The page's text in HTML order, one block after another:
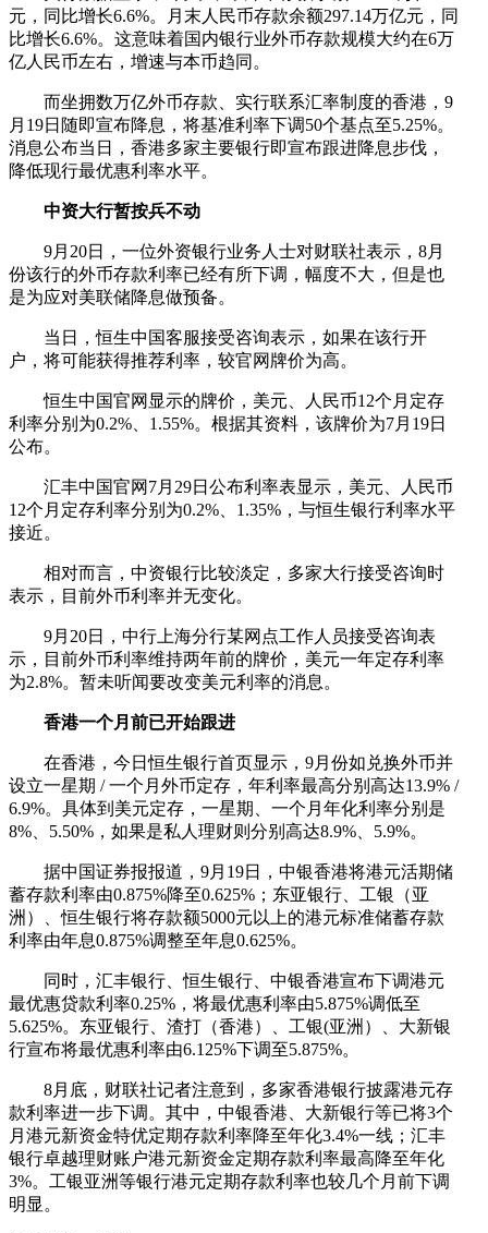
元，同比增长6.6%。月末人民币存款余额297.14万亿元，同
比增长6.6%。这意味着国内银行业外币存款规模大约在6万
亿人民币左右，增速与本币趋同。
而坐拥数万亿外币存款、实行联系汇率制度的香港，9
月19日随即宣布降息，将基准利率下调50个基点至5.25%。
消息公布当日，香港多家主要银行即宣布跟进降息步伐，
降低现行最优惠利率水平。
中资大行暂按兵不动
9月20日，一位外资银行业务人士对财联社表示，8月
份该行的外币存款利率已经有所下调，幅度不大，但是也
是为应对美联储降息做预备。
当日，恒生中国客服接受咨询表示，如果在该行开
户，将可能获得推荐利率，较官网牌价为高。
恒生中国官网显示的牌价，美元、人民币12个月定存
利率分别为0.2%、1.55%。根据其资料，该牌价为7月19日
公布。
汇丰中国官网7月29日公布利率表显示，美元、人民币
12个月定存利率分别为0.2%、1.35%，与恒生银行利率水平
接近。
相对而言，中资银行比较淡定，多家大行接受咨询时
表示，目前外币利率并无变化。
9月20日，中行上海分行某网点工作人员接受咨询表
示，目前外币利率维持两年前的牌价，美元一年定存利率
为2.8%。暂未听闻要改变美元利率的消息。
香港一个月前已开始跟进
在香港，今日恒生银行首页显示，9月份如兑换外币并
设立一星期 / 一个月外币定存，年利率最高分别高达13.9% /
6.9%。具体到美元定存，一星期、一个月年化利率分别是
8%、5.50%，如果是私人理财则分别高达8.9%、5.9%。
据中国证券报报道，9月19日，中银香港将港元活期储
蓄存款利率由0.875%降至0.625%；东亚银行、工银（亚
洲）、恒生银行将存款额5000元以上的港元标准储蓄存款
利率由年息0.875%调整至年息0.625%。
同时，汇丰银行、恒生银行、中银香港宣布下调港元
最优惠贷款利率0.25%，将最优惠利率由5.875%调低至
5.625%。东亚银行、渣打（香港）、工银(亚洲）、大新银
行宣布将最优惠利率由6.125%下调至5.875%。
8月底，财联社记者注意到，多家香港银行披露港元存
款利率进一步下调。其中，中银香港、大新银行等已将3个
月港元新资金特优定期存款利率降至年化3.4%一线；汇丰
银行卓越理财账户港元新资金定期存款利率最高降至年化
3%。工银亚洲等银行港元定期存款利率也较几个月前下调
明显。